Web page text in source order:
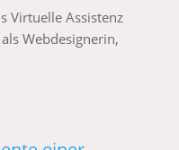
Virtuelle Assistenz
Webdesignerin,